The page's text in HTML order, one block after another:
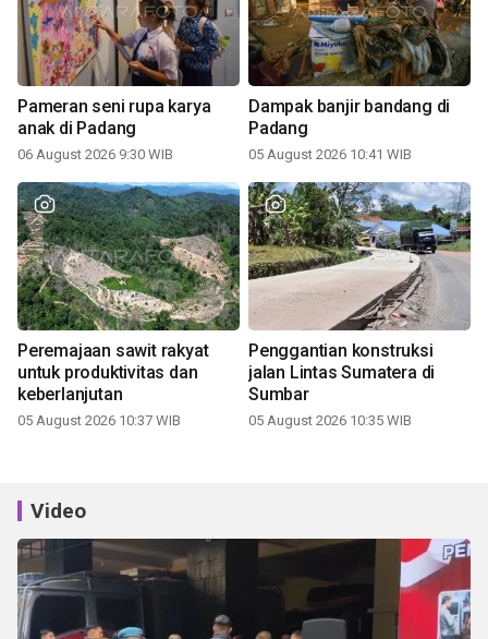
Pameran seni rupa karya
anak di Padang
06 August 2026 9:30 WIB
Dampak banjir bandang di
Padang
05 August 2026 10:41 WIB
Peremajaan sawit rakyat
untuk produktivitas dan
keberlanjutan
05 August 2026 10:37 WIB
Penggantian konstruksi
jalan Lintas Sumatera di
Sumbar
05 August 2026 10:35 WIB
Video